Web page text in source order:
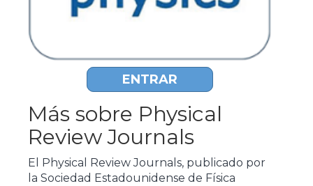
ENTRAR
Más sobre Physical
Review Journals
El Physical Review Journals, publicado por
la Sociedad Estadounidense de Física